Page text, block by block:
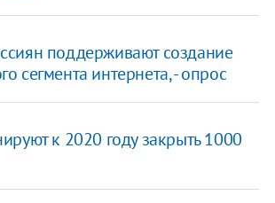
поддерживают создание
сегмента интернета, - опрос
к 2020 году закрыть 1000